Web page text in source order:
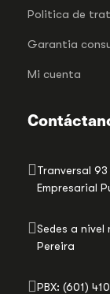
Politica de
Garantia
Mi cuenta
Tranversal
Empresarial
Sedes a
Pereira
PBX: (601)